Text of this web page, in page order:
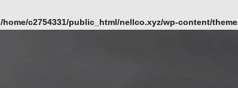
/home/c2754331/public_html/nellco.xyz/wp-content/